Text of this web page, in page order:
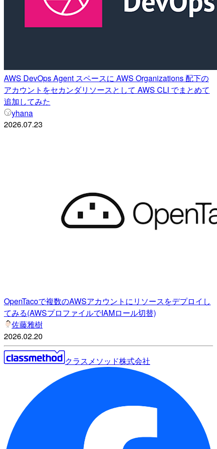
AWS DevOps Agent スペースに AWS Organizations 配下の
アカウントをセカンダリソースとして AWS CLI でまとめて
追加してみた
yhana
2026.07.23
OpenTacoで複数のAWSアカウントにリソースをデプロイし
てみる(AWSプロファイルでIAMロール切替)
佐藤雅樹
2026.02.20
クラスメソッド株式会社